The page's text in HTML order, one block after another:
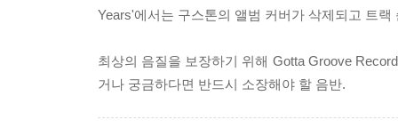
Years'에서는 구스톤의 앨범 커버가 삭제되고 트
최상의 음질을 보장하기 위해 Gotta Groove
거나 궁금하다면 반드시 소장해야 할 음반.